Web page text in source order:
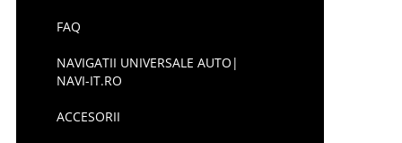
FAQ
NAVIGATII UNIVERSALE AUTO|
NAVI-IT.RO
ACCESORII